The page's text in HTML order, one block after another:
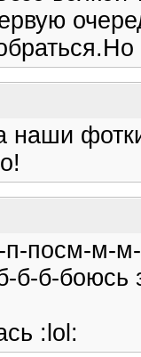
наши
посм-м-
б-б-боюсь
:lol: